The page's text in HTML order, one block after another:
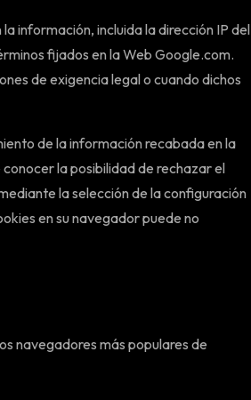
información, incluida la dirección IP del
fijados en la Web Google.com.
de exigencia legal o cuando dichos
de la información recabada en la
la posibilidad de rechazar el
la selección de la configuración
en su navegador puede no
navegadores más populares de